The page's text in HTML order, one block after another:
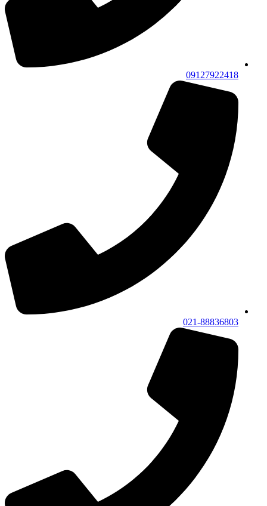
09127922418
021-88836803